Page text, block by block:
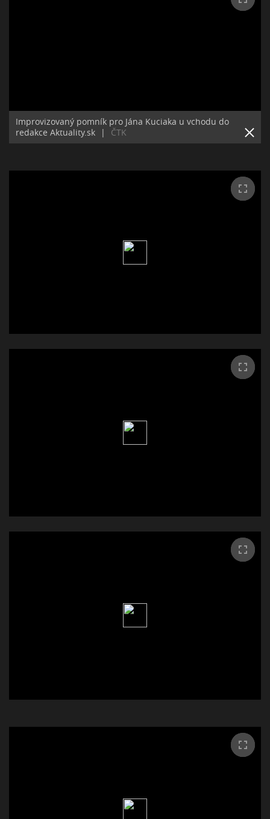
Improvizovaný pomník pro Jána Kuciaka u vchodu do
redakce Aktuality.sk
| ČTK